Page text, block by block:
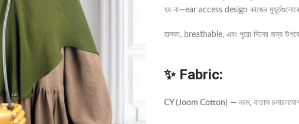
হয় না—ear access design কাজের
হালকা, breathable, এবং পুরো দিনের জন্য
✨ Fabric:
CY (Joom Cotton) — নরম, বাতাস